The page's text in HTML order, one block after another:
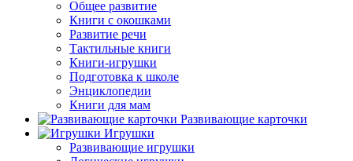
Общее развитие
Книги с окошками
Развитие речи
Тактильные книги
Книги-игрушки
Подготовка к школе
Энциклопедии
Книги для мам
Развивающие карточки
Игрушки
Развивающие игрушки